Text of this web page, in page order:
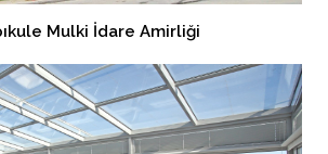
Mulki İdare Amirliği